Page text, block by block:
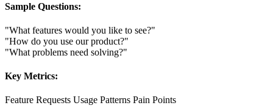
Sample Questions:
"What features would you like to see?"
"How do you use our product?"
"What problems need solving?"
Key Metrics:
Feature Requests Usage Patterns Pain Points